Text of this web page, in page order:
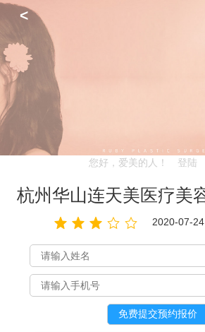
<
您好，爱美的人！ 登陆
杭州华山连天美医疗美
2020-07-